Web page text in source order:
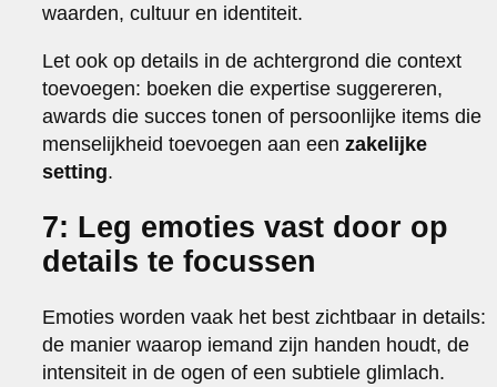
waarden, cultuur en identiteit.
Let ook op details in de achtergrond die context
toevoegen: boeken die expertise suggereren,
awards die succes tonen of persoonlijke items die
menselijkheid toevoegen aan eenzakelijke
setting.
7: Leg emoties vast door op
details te focussen
Emoties worden vaak het best zichtbaar in details:
de manier waarop iemand zijn handen houdt, de
intensiteit in de ogen of een subtiele glimlach.